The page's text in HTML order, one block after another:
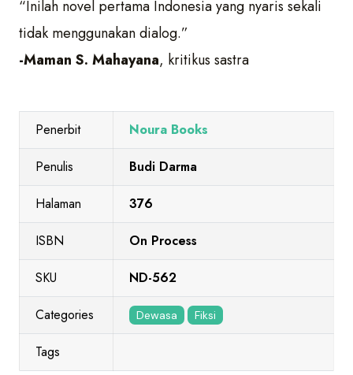
“Inilah novel pertama Indonesia yang nyaris sekali
tidak menggunakan dialog.”
-Maman S. Mahayana, kritikus sastra
Penerbit Noura Books
Penulis Budi Darma
Halaman 376
ISBN On Process
SKU ND-562
Categories Dewasa Fiksi
Tags